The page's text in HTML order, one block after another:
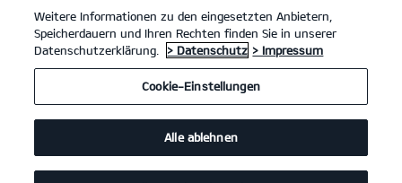
Weitere Informationen zu den eingesetzten Anbietern,
Speicherdauern und Ihren Rechten finden Sie in unserer
Datenschutzerklärung.
> Datenschutz > Impressum
Cookie-Einstellungen
Alle ablehnen